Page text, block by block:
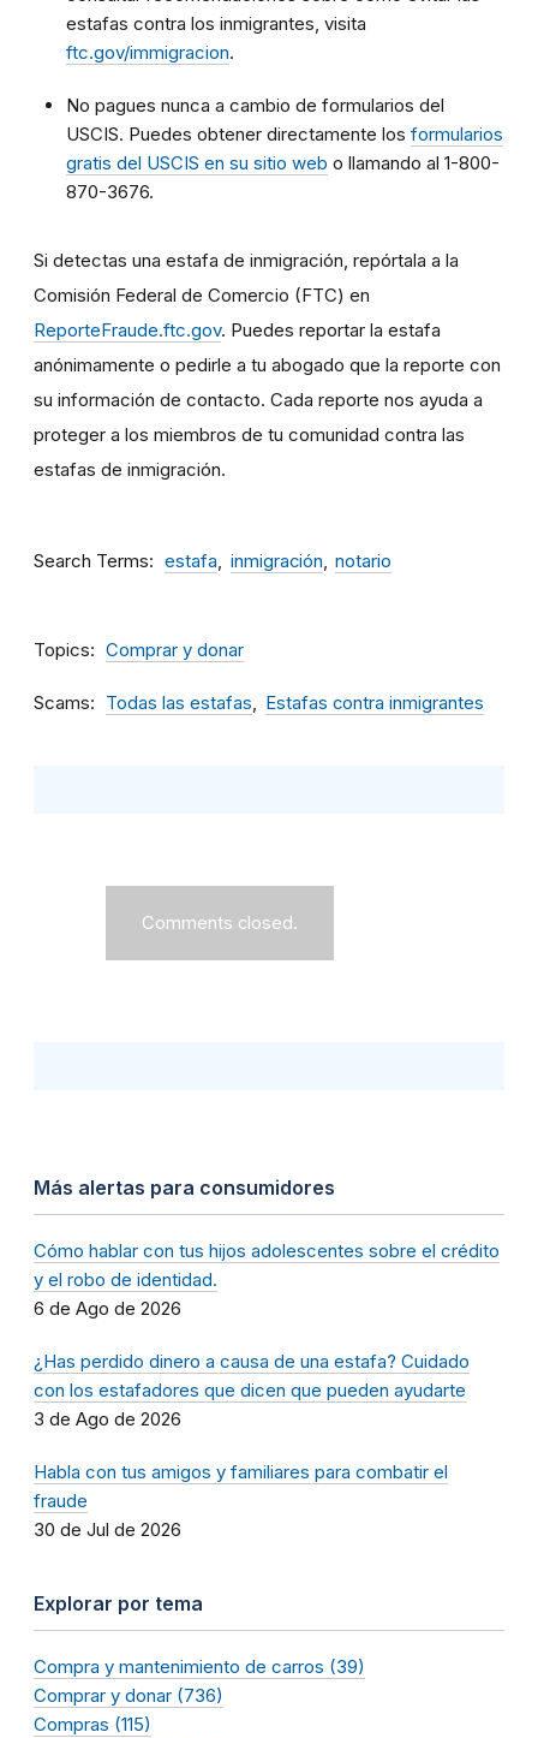
estafas contra los inmigrantes, visita
ftc.gov/immigracion.
No pagues nunca a cambio de formularios del
USCIS. Puedes obtener directamente los formularios
gratis del USCIS en su sitio web o llamando al 1-800-
870-3676.
Si detectas una estafa de inmigración, repórtala a la
Comisión Federal de Comercio (FTC) en
ReporteFraude.ftc.gov. Puedes reportar la estafa
anónimamente o pedirle a tu abogado que la reporte con
su información de contacto. Cada reporte nos ayuda a
proteger a los miembros de tu comunidad contra las
estafas de inmigración.
Search Terms estafa inmigración notario
Topics Comprar y donar
Scams Todas las estafas Estafas contra inmigrantes
Comments closed.
Más alertas para consumidores
Cómo hablar con tus hijos adolescentes sobre el crédito
y el robo de identidad.
6 de Ago de 2026
¿Has perdido dinero a causa de una estafa? Cuidado
con los estafadores que dicen que pueden ayudarte
3 de Ago de 2026
Habla con tus amigos y familiares para combatir el
fraude
30 de Jul de 2026
Explorar por tema
Compra y mantenimiento de carros (39)
Comprar y donar (736)
Compras (115)